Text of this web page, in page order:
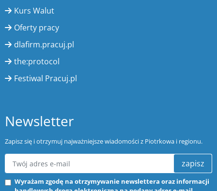
Kurs Walut
Oferty pracy
dlafirm.pracuj.pl
the:protocol
Festiwal Pracuj.pl
Newsletter
Zapisz się i otrzymuj najważniejsze wiadomości z Piotrkowa i regionu.
zapisz
Wyrażam zgodę na otrzymywanie newslettera oraz informacji